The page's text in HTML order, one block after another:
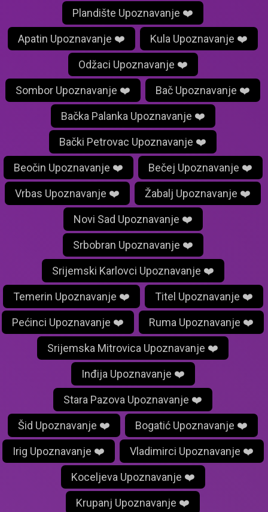
Plandište Upoznavanje ❤️
Apatin Upoznavanje ❤️ Kula Upoznavanje ❤️
Odžaci Upoznavanje ❤️
Sombor Upoznavanje ❤️ Bač Upoznavanje ❤️
Bačka Palanka Upoznavanje ❤️
Bački Petrovac Upoznavanje ❤️
Beočin Upoznavanje ❤️ Bečej Upoznavanje ❤️
Vrbas Upoznavanje ❤️ Žabalj Upoznavanje ❤️
Novi Sad Upoznavanje ❤️
Srbobran Upoznavanje ❤️
Srijemski Karlovci Upoznavanje ❤️
Temerin Upoznavanje ❤️ Titel Upoznavanje ❤️
Pećinci Upoznavanje ❤️ Ruma Upoznavanje ❤️
Srijemska Mitrovica Upoznavanje ❤️
Inđija Upoznavanje ❤️
Stara Pazova Upoznavanje ❤️
Šid Upoznavanje ❤️ Bogatić Upoznavanje ❤️
Irig Upoznavanje ❤️ Vladimirci Upoznavanje ❤️
Koceljeva Upoznavanje ❤️
Krupanj Upoznavanje ❤️